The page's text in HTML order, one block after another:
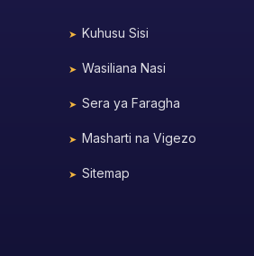
Kuhusu Sisi
Wasiliana Nasi
Sera ya Faragha
Masharti na Vigezo
Sitemap